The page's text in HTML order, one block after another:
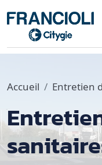
Accueil Entretien